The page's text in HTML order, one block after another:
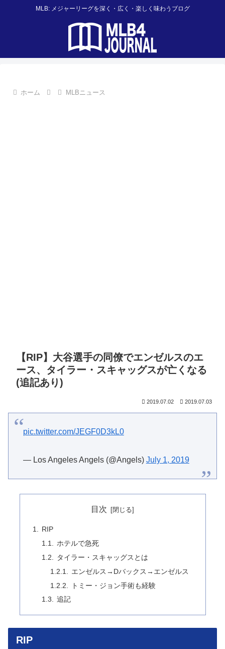
MLB: メジャーリーグを深く・広く・楽しく味わうブログ
ホーム MLBニュース
【RIP】大谷選手の同僚でエンゼルスのエ
ース、タイラー・スキャッグスが亡くなる
(追記あり)
2019.07.02 2019.07.03
pic.twitter.com/JEGF0D3kL0
— Los Angeles Angels (@Angels) July 1, 2019
目次
RIP
ホテルで急死
タイラー・スキャッグスとは
エンゼルス→Dバックス→エンゼルス
トミー・ジョン手術も経験
追記
RIP